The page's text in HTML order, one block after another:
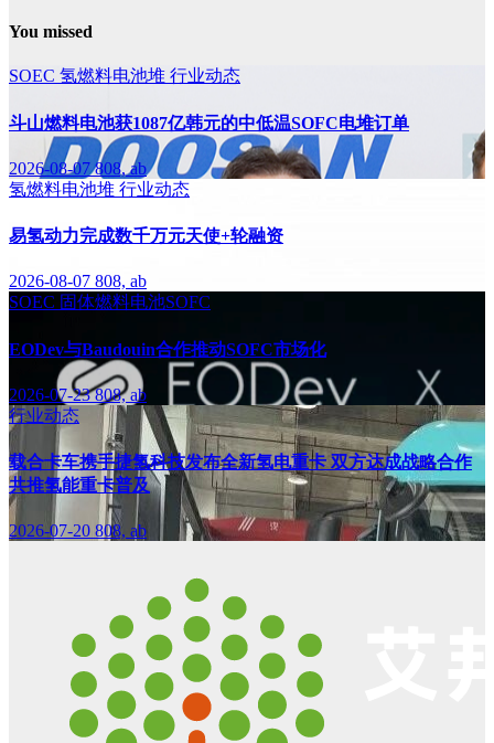
You missed
SOEC 氢燃料电池堆 行业动态
斗山燃料电池获1087亿韩元的中低温SOFC电堆订单
2026-08-07808, ab
氢燃料电池堆 行业动态
易氢动力完成数千万元天使+轮融资
2026-08-07 808, ab
SOEC 固体燃料电池SOFC
EODev与Baudouin合作推动SOFC市场化
2026-07-23808, ab
行业动态
载合卡车携手捷氢科技发布全新氢电重卡 双方达成战略合作
共推氢能重卡普及
2026-07-20 808, ab